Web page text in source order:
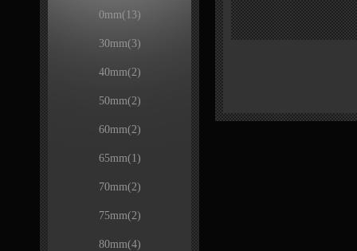
0mm(13)
30mm(3)
40mm(2)
50mm(2)
60mm(2)
65mm(1)
70mm(2)
75mm(2)
80mm(4)